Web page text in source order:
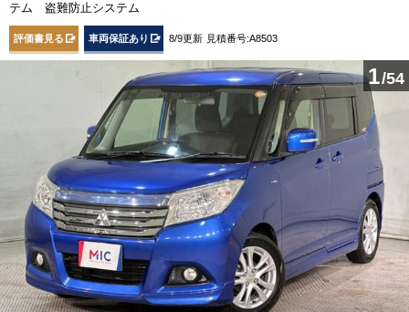
テム 盗難防止システム
評価書見る 車両保証あり 8/9更新 見積番号:A8503
1/54